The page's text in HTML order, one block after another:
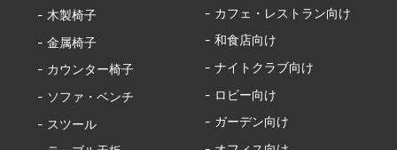
- 木製椅子
- 金属椅子
- カウンター椅子
- ソファ・ベンチ
- スツール
- カフェ・レストラン向け
- 和食店向け
- ナイトクラブ向け
- ロビー向け
- ガーデン向け